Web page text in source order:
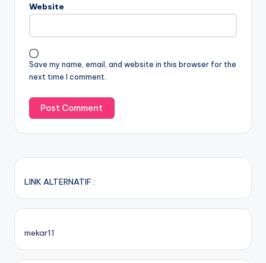
Website
Save my name, email, and website in this browser for the
next time I comment.
LINK ALTERNATIF :
mekar11